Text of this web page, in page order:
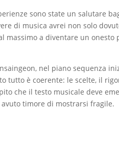
sono state un salutare
di musica avrei non solo
massimo a diventare un onesto
nel piano sequenza
tutto è coerente: le scelte, il
che il testo musicale deve
timore di mostrarsi fragile.